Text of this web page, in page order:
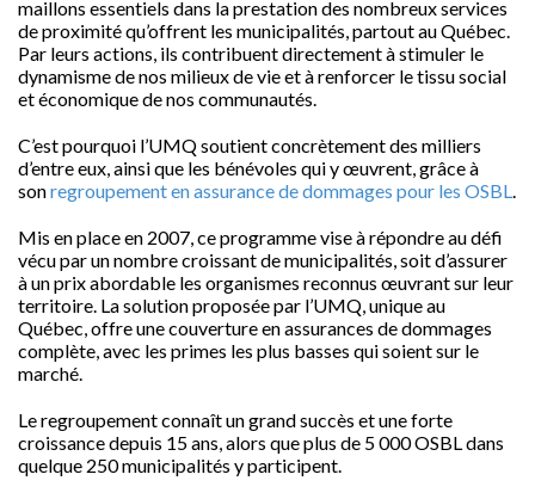
maillons essentiels dans la prestation des nombreux services
de proximité qu’offrent les municipalités, partout au Québec.
Par leurs actions, ils contribuent directement à stimuler le
dynamisme de nos milieux de vie et à renforcer le tissu social
et économique de nos communautés.
C’est pourquoi l’UMQ soutient concrètement des milliers
d’entre eux, ainsi que les bénévoles qui y œuvrent, grâce à
sonregroupement en assurance de dommages pour les OSBL.
Mis en place en 2007, ce programme vise à répondre au défi
vécu par un nombre croissant de municipalités, soit d’assurer
à un prix abordable les organismes reconnus œuvrant sur leur
territoire. La solution proposée par l’UMQ, unique au
Québec, offre une couverture en assurances de dommages
complète, avec les primes les plus basses qui soient sur le
marché.
Le regroupement connaît un grand succès et une forte
croissance depuis 15 ans, alors que plus de 5 000 OSBL dans
quelque 250 municipalités y participent.